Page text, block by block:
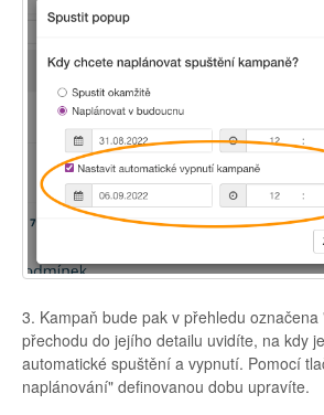
3. Kampaň bude pak v přehledu
přechodu do jejího detailu uvidíte, na kdy
automatické spuštění a vypnutí. Pomocí
naplánování" definovanou dobu upravíte.